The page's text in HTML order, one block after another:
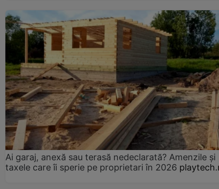
Ai garaj, anexă sau terasă nedeclarată? Amenzile și
taxele care îi sperie pe proprietari în 2026